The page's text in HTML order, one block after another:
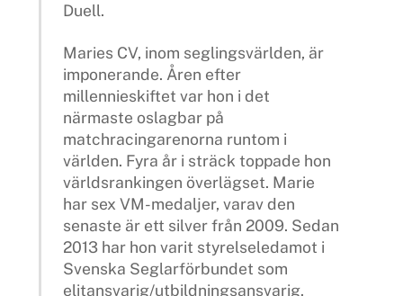
Duell.
Maries CV, inom seglingsvärlden, är
imponerande. Åren efter
millennieskiftet var hon i det
närmaste oslagbar på
matchracingarenorna runtom i
världen. Fyra år i sträck toppade hon
världsrankingen överlägset. Marie
har sex VM-medaljer, varav den
senaste är ett silver från 2009. Sedan
2013 har hon varit styrelseledamot i
Svenska Seglarförbundet som
elitansvarig/utbildningsansvarig.